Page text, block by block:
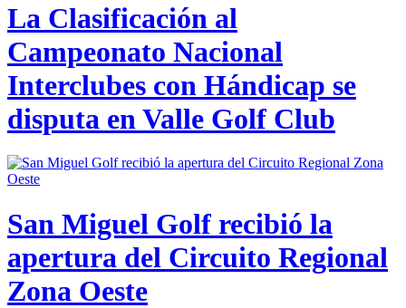
La Clasificación al
Campeonato Nacional
Interclubes con Hándicap se
disputa en Valle Golf Club
San Miguel Golf recibió la
apertura del Circuito Regional
Zona Oeste